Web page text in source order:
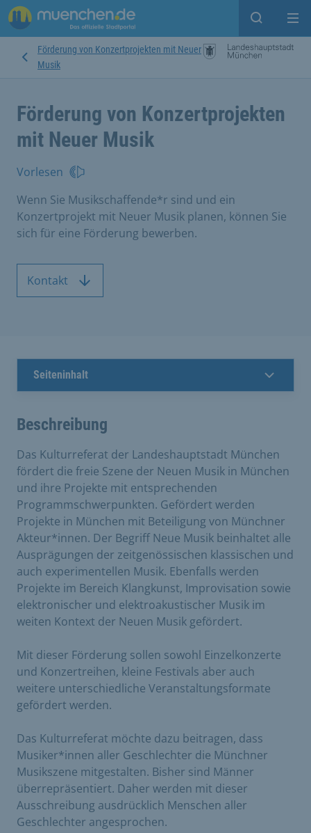
Suche
Förderung von Konzertprojekten mit Neuer
Musik
Förderung von Konzertprojekten
mit Neuer Musik
Vorlesen
Wenn Sie Musikschaffende*r sind und ein
Konzertprojekt mit Neuer Musik planen, können Sie
sich für eine Förderung bewerben.
Kontakt
Seiteninhalt
Beschreibung
Das Kulturreferat der Landeshauptstadt München
fördert die freie Szene der Neuen Musik in München
und ihre Projekte mit entsprechenden
Programmschwerpunkten. Gefördert werden
Projekte in München mit Beteiligung von Münchner
Akteur*innen. Der Begriff Neue Musik beinhaltet alle
Ausprägungen der zeitgenössischen klassischen und
auch experimentellen Musik. Ebenfalls werden
Projekte im Bereich Klangkunst, Improvisation sowie
elektronischer und elektroakustischer Musik im
weiten Kontext der Neuen Musik gefördert.
Mit dieser Förderung sollen sowohl Einzelkonzerte
und Konzertreihen, kleine Festivals aber auch
weitere unterschiedliche Veranstaltungsformate
gefördert werden.
Das Kulturreferat möchte dazu beitragen, dass
Musiker*innen aller Geschlechter die Münchner
Musikszene mitgestalten. Bisher sind Männer
überrepräsentiert. Daher werden mit dieser
Ausschreibung ausdrücklich Menschen aller
Geschlechter angesprochen.